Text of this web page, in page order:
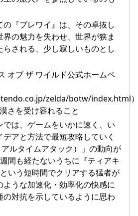
『ブレワイ』は、その卓抜し
の魅力を失わせ、世界が狭ま
らされる、少し寂しいものとし
オブ ザ ワイルド公式ホームペ
zelda/botw/index.html
さを受け容れること
は、ゲームをいかに速く、い
アと方法で最短攻略していく
ルタイムアタック）」の動向が
間も経たないうちに『ティアキ
いう短時間でクリアする猛者が
うな加速化・効率化の快感に
対抗を示しているように思わ